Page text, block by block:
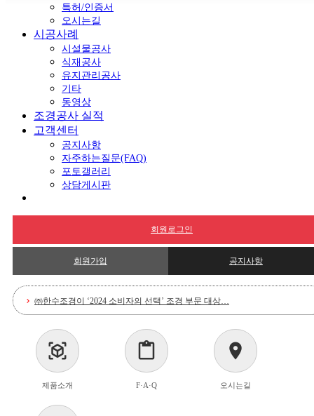
특허/인증서
오시는길
시공사례
시설물공사
식재공사
유지관리공사
기타
동영상
조경공사 실적
고객센터
공지사항
자주하는질문(FAQ)
포토갤러리
상담게시판
회원로그인
회원가입 공지사항
chevron_right ㈜한수조경이 ‘2024 소비자의 선택’ 조경 부문 대상…
봄철 조경 관리 서비스 신청 안내
[2024 소비자의 선택] 도시숲 조성사업 등 수행하는…
한수조경 공식 홈페이지 리뉴얼 오픈!
view_in_ar
제품소개
content_paste
F·A·Q
location_on
오시는길